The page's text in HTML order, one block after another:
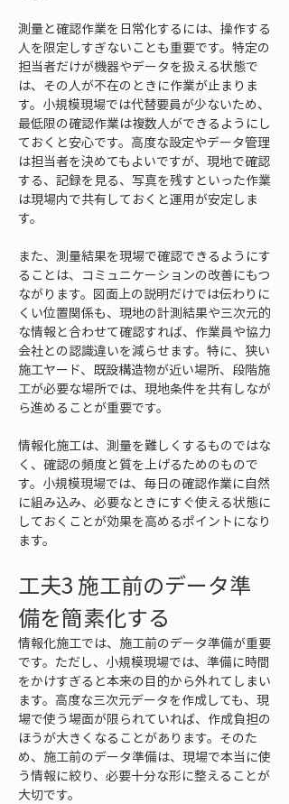
測量と確認作業を日常化するには、操作する
人を限定しすぎないことも重要です。特定の
担当者だけが機器やデータを扱える状態で
は、その人が不在のときに作業が止まりま
す。小規模現場では代替要員が少ないため、
最低限の確認作業は複数人ができるようにし
ておくと安心です。高度な設定やデータ管理
は担当者を決めてもよいですが、現地で確認
する、記録を見る、写真を残すといった作業
は現場内で共有しておくと運用が安定しま
す。
また、測量結果を現場で確認できるようにす
ることは、コミュニケーションの改善にもつ
ながります。図面上の説明だけでは伝わりに
くい位置関係も、現地の計測結果や三次元的
な情報と合わせて確認すれば、作業員や協力
会社との認識違いを減らせます。特に、狭い
施工ヤード、既設構造物が近い場所、段階施
工が必要な場所では、現地条件を共有しなが
ら進めることが重要です。
情報化施工は、測量を難しくするものではな
く、確認の頻度と質を上げるためのもので
す。小規模現場では、毎日の確認作業に自然
に組み込み、必要なときにすぐ使える状態に
しておくことが効果を高めるポイントになり
ます。
工夫3 施工前のデータ準
備を簡素化する
情報化施工では、施工前のデータ準備が重要
です。ただし、小規模現場では、準備に時間
をかけすぎると本来の目的から外れてしまい
ます。高度な三次元データを作成しても、現
場で使う場面が限られていれば、作成負担の
ほうが大きくなることがあります。そのた
め、施工前のデータ準備は、現場で本当に使
う情報に絞り、必要十分な形に整えることが
大切です。